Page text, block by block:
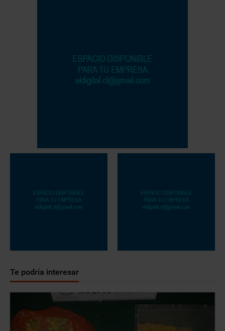
Te podría interesar